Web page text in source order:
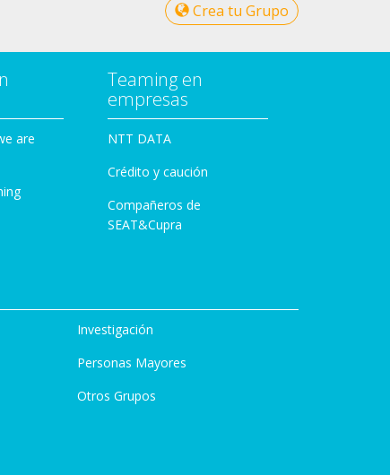
Crea tu Grupo
are
Teaming en
empresas
NTT DATA
Crédito y caución
Compañeros de
SEAT&Cupra
Investigación
Personas Mayores
Otros Grupos